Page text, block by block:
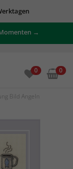
→
0 0
Bild Angeln